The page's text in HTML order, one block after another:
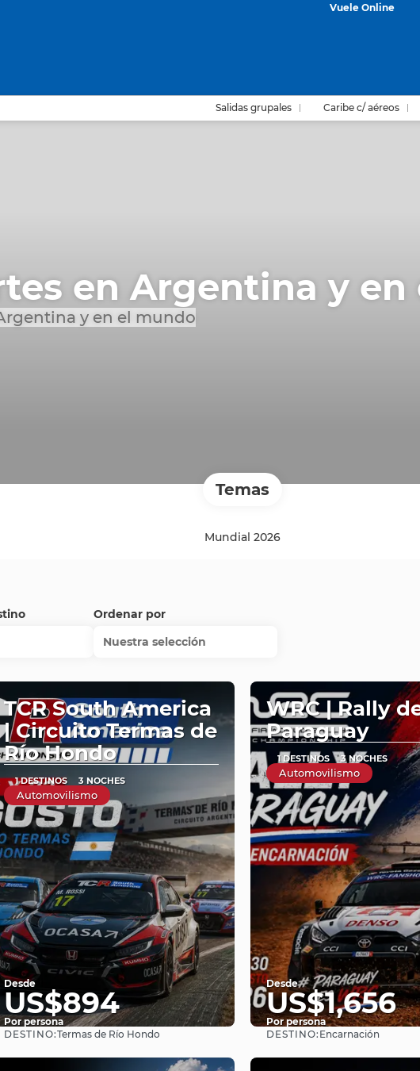
Vuele Online
Salidas grupales Caribe c/ aéreos
en Argentina y
y en el mundo
Temas
Mundial 2026
Ordenar por
Nuestra selección
TCR South America
| Circuito Termas de
Río Hondo
1 DESTINOS 3 NOCHES
Automovilismo
Desde
US$894
Por persona
Ver
DESTINO:Termas de Río Hondo
WRC | Rally
Paraguay
1 DESTINOS 3 NOCHES
Automovilismo
Desde
US$1,656
Por persona
Ver
DESTINO: Encarnación